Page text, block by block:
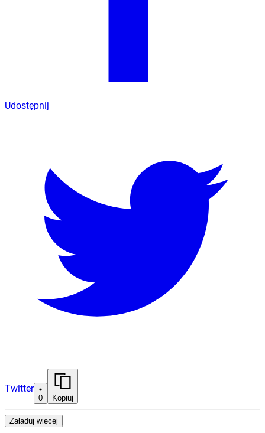
Udostępnij
Twitter
0 Kopiuj
Załaduj więcej